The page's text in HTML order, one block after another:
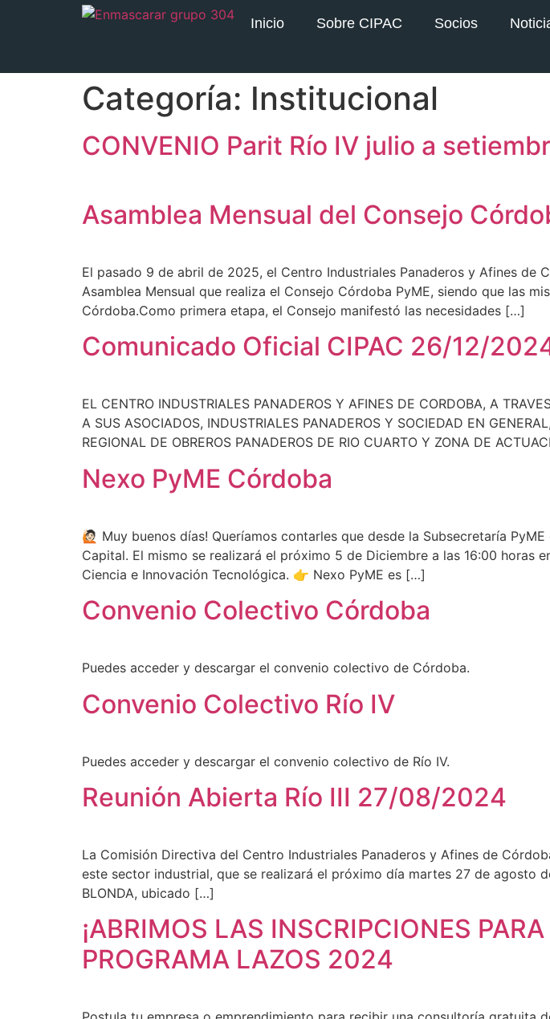
Inicio Sobre CIPAC Socios
Categoría: Institucional
CONVENIO Parit Río IV julio a
Asamblea Mensual del Consejo
El pasado 9 de abril de 2025, el Centro Industriales Panaderos y Afines de
Asamblea Mensual que realiza el Consejo Córdoba PyME, siendo que las
Córdoba.Como primera etapa, el Consejo manifestó las necesidades […]
Comunicado Oficial CIPAC 26/12/
EL CENTRO INDUSTRIALES PANADEROS Y AFINES DE CORDOBA, A
A SUS ASOCIADOS, INDUSTRIALES PANADEROS Y SOCIEDAD EN
REGIONAL DE OBREROS PANADEROS DE RIO CUARTO Y ZONA DE
Nexo PyME Córdoba
🙋🏻 Muy buenos días! Queríamos contarles que desde la Subsecretaría
Capital. El mismo se realizará el próximo 5 de Diciembre a las 16:00 horas
Ciencia e Innovación Tecnológica. 👉 Nexo PyME es […]
Convenio Colectivo Córdoba
Puedes acceder y descargar el convenio colectivo de Córdoba.
Convenio Colectivo Río IV
Puedes acceder y descargar el convenio colectivo de Río IV.
Reunión Abierta Río III 27/08/2024
La Comisión Directiva del Centro Industriales Panaderos y Afines de
este sector industrial, que se realizará el próximo día martes 27 de agosto
BLONDA, ubicado […]
¡ABRIMOS LAS INSCRIPCIONES
PROGRAMA LAZOS 2024